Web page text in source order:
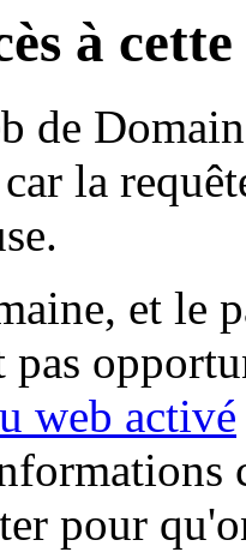
à
de
la
et le
pas
web activé
pour